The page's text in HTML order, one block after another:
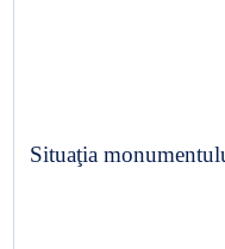
Situaţia